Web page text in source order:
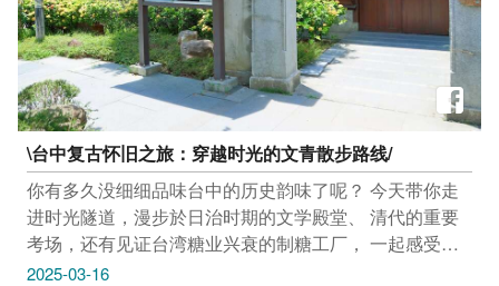
\台中复古怀旧之旅：穿越时光的文青散步路线/
你有多久没细细品味台中的历史韵味了呢？ 今天带你走
进时光隧道，漫步於日治时期的文学殿堂、 清代的重要
考场，还有见证台湾糖业兴衰的制糖工厂， 一起感受老
台中的风华！
2025-03-16